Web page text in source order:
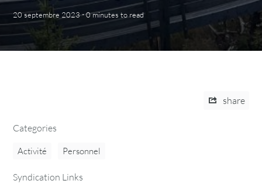
20 septembre 2023·0 minutes to read
share
Categories
Activité Personnel
Syndication Links